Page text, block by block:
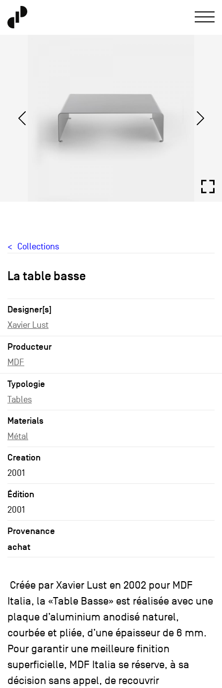
Collections
La table basse
Designer[s]
Xavier Lust
Producteur
MDF
Typologie
Tables
Materials
Métal
Creation
2001
Édition
2001
Provenance
achat
Créée par Xavier Lust en 2002 pour MDF
Italia, la «Table Basse» est réalisée avec une
plaque d’aluminium anodisé naturel,
courbée et pliée, d’une épaisseur de 6 mm.
Pour garantir une meilleure finition
superficielle, MDF Italia se réserve, à sa
décision sans appel, de recouvrir